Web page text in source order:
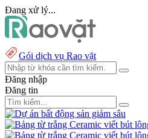
Đang xử lý...
Gói dịch vụ Rao vặt
Đăng nhập
Đăng tin